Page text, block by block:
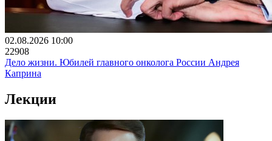
02.08.2026 10:00
22908
Дело жизни. Юбилей главного онколога России Андрея
Каприна
Лекции